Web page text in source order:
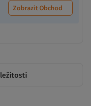
Zobrazit Obchod